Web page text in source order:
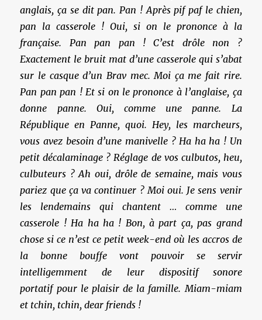
anglais, ça se dit pan. Pan ! Après pif paf le chien,
pan la casserole ! Oui, si on le prononce à la
française. Pan pan pan ! C’est drôle non ?
Exactement le bruit mat d’une casserole qui s’abat
sur le casque d’un Brav mec. Moi ça me fait rire.
Pan pan pan ! Et si on le prononce à l’anglaise, ça
donne panne. Oui, comme une panne. La
République en Panne, quoi. Hey, les marcheurs,
vous avez besoin d’une manivelle ? Ha ha ha ! Un
petit décalaminage ? Réglage de vos culbutos, heu,
culbuteurs ? Ah oui, drôle de semaine, mais vous
pariez que ça va continuer ? Moi oui. Je sens venir
les lendemains qui chantent … comme une
casserole ! Ha ha ha ! Bon, à part ça, pas grand
chose si ce n’est ce petit week-end où les accros de
la bonne bouffe vont pouvoir se servir
intelligemment de leur dispositif sonore
portatif pour le plaisir de la famille. Miam-miam
et tchin, tchin, dear friends !